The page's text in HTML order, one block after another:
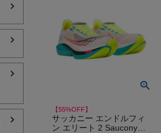
【55%OFF】
サッカニー エンドルフィ
ン エリート 2 Saucony